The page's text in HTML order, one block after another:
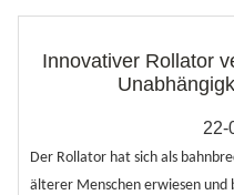
Innovativer Rollator
22-
Der Rollator hat sich als
älterer Menschen erwiesen